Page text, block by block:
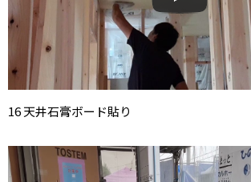
16 天井石膏ボード貼り